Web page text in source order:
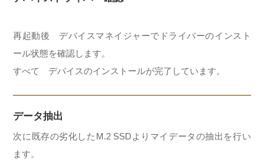
再起動後 デバイスマネイジャーでドライバーのインスト
ール状態を確認します。
すべて デバイスのインストールが完了しています。
データ抽出
次に既存の劣化したM.2 SSDよりマイデータの抽出を行い
ます。